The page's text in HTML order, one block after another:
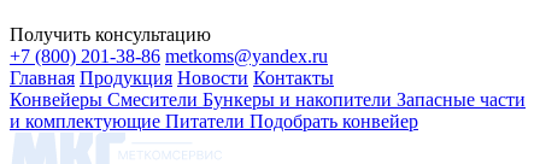
Получить консультацию
+7 (800) 201-38-86 metkoms@yandex.ru
Главная Продукция Новости Контакты
Конвейеры Смесители Бункеры и накопители Запасные части
и комплектующие Питатели Подобрать конвейер